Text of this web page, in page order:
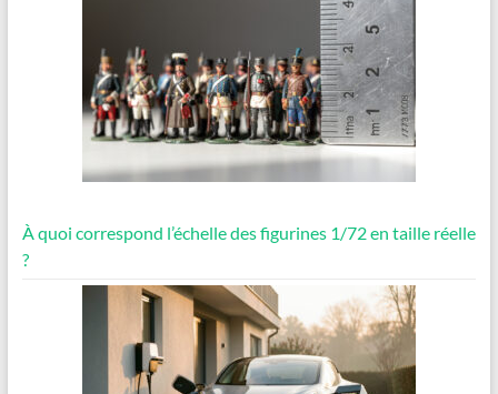
À quoi correspond l’échelle des figurines 1/72 en taille réelle
?